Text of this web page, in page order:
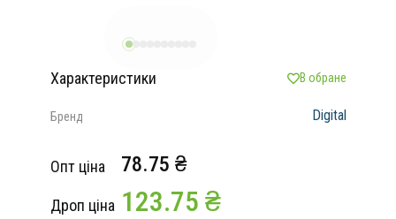
Характеристики В обране
Бренд Digital
Опт ціна 78.75 ₴
Дроп ціна 123.75 ₴